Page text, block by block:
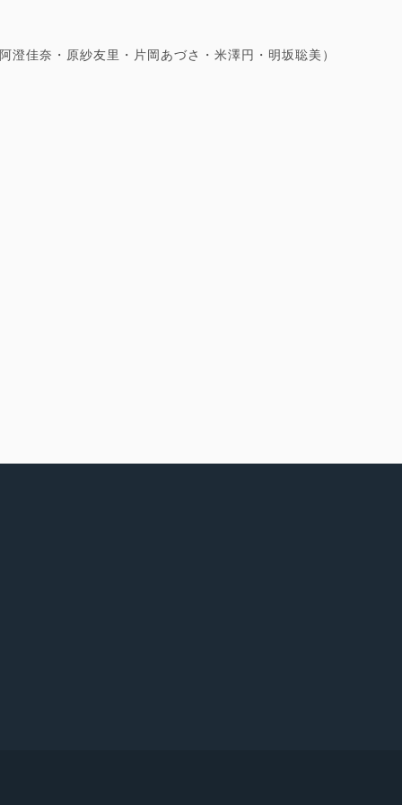
佳奈・原紗友里・片岡あづさ・米澤円・明坂聡美）